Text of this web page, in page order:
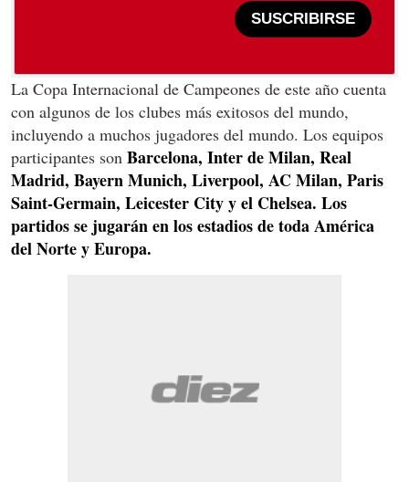
SUSCRIBIRSE
La Copa Internacional de Campeones de este año cuenta
con algunos de los clubes más exitosos del mundo,
incluyendo a muchos jugadores del mundo. Los equipos
participantes son Barcelona, Inter de Milan, Real
Madrid, Bayern Munich, Liverpool, AC Milan, Paris
Saint-Germain, Leicester City y el Chelsea. Los
partidos se jugarán en los estadios de toda América
del Norte y Europa.